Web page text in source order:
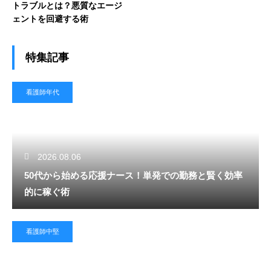
トラブルとは？悪質なエージ
ェントを回避する術
特集記事
看護師年代
2026.08.06
50代から始める応援ナース！単発での勤務と賢く効率
的に稼ぐ術
看護師中堅